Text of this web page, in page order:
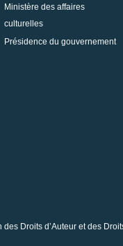
Ministère des affaires
culturelles
Présidence du gouvernement
Droits d’Auteur et des